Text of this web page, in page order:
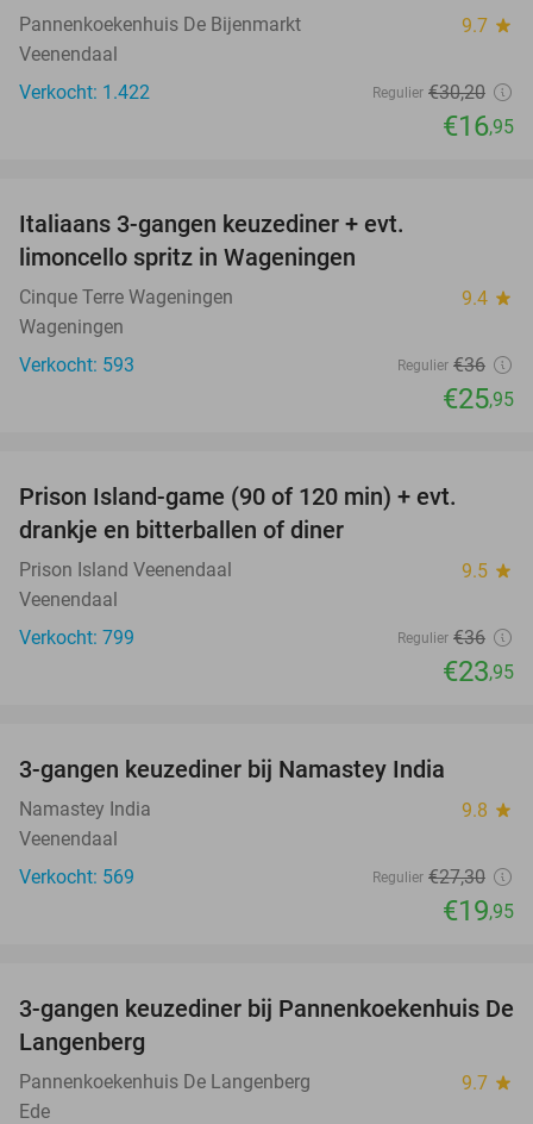
Pannenkoekenhuis De Bijenmarkt 9.7 star
Veenendaal
Verkocht: 1.422
Regulier €30,20
€16,95
Italiaans 3-gangen keuzediner + evt.
limoncello spritz in Wageningen
Cinque Terre Wageningen 9.4 star
Wageningen
Verkocht: 593
Regulier €36
€25,95
Prison Island-game (90 of 120 min) + evt.
drankje en bitterballen of diner
Prison Island Veenendaal 9.5 star
Veenendaal
Verkocht: 799
Regulier €36
€23,95
3-gangen keuzediner bij Namastey India
Namastey India 9.8 star
Veenendaal
Verkocht: 569
Regulier €27,30
€19,95
42%
3-gangen keuzediner bij Pannenkoekenhuis De
Langenberg
Pannenkoekenhuis De Langenberg 9.7 star
Ede